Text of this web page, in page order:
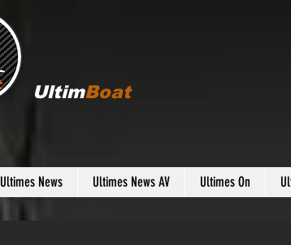
UltimBoat
Ultimes News Ultimes News AV Ultimes On